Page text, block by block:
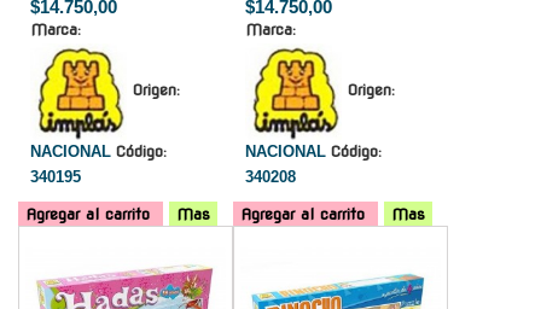
$14.750,00
Marca:
Origen:
NACIONAL Código:
340195
Agregar al carrito Mas
$14.750,00
Marca:
Origen:
NACIONAL Código:
340208
Agregar al carrito
Mas